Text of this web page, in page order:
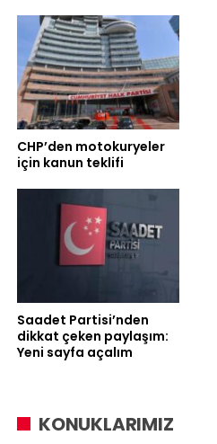
CHP’den motokuryeler
için kanun teklifi
Saadet Partisi’nden
dikkat çeken paylaşım:
Yeni sayfa açalım
KONUKLARIMIZ